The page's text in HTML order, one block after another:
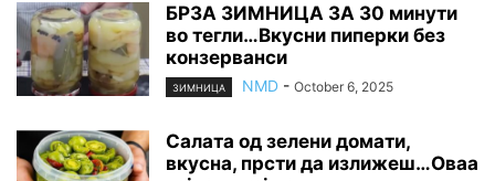
БРЗА ЗИМНИЦА ЗА 30 минути
во тегли…Вкусни пиперки без
конзерванси
ЗИМНИЦА NMD - October 6, 2025
Салата од зелени домати,
вкусна, прсти да излижеш…Оваа